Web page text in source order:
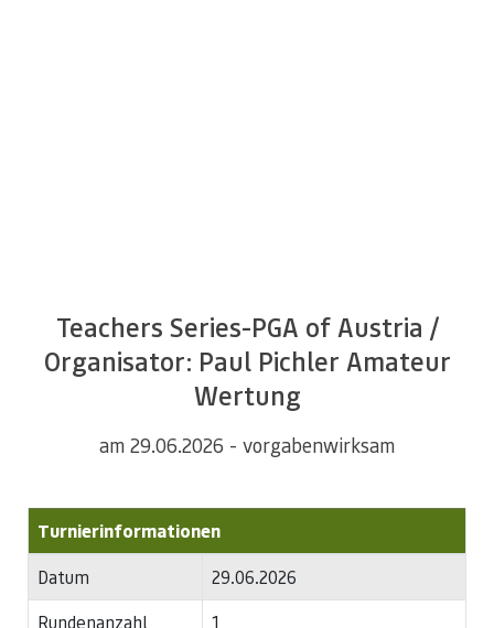
Teachers Series-PGA of Austria /
Organisator: Paul Pichler Amateur
Wertung
am 29.06.2026 - vorgabenwirksam
Turnierinformationen
Datum
29.06.2026
Rundenanzahl
1